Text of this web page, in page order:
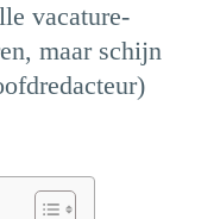
vacature-
maar schijn